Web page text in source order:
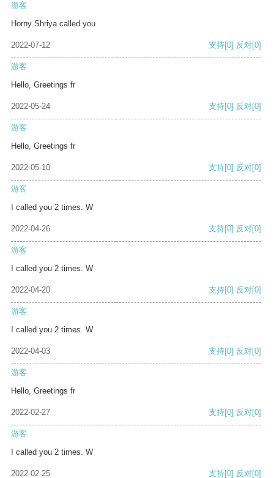
游客
Horny Shriya called you
2022-07-12 支持[0] 反对[0]
游客
Hello, Greetings fr
2022-05-24 支持[0] 反对[0]
游客
Hello, Greetings fr
2022-05-10 支持[0] 反对[0]
游客
I called you 2 times. W
2022-04-26 支持[0] 反对[0]
游客
I called you 2 times. W
2022-04-20 支持[0] 反对[0]
游客
I called you 2 times. W
2022-04-03 支持[0] 反对[0]
游客
Hello, Greetings fr
2022-02-27 支持[0] 反对[0]
游客
I called you 2 times. W
2022-02-25 支持[0] 反对[0]